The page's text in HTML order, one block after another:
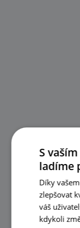
S
ladíme
Díky
zlepšovat
váš
kdykoli